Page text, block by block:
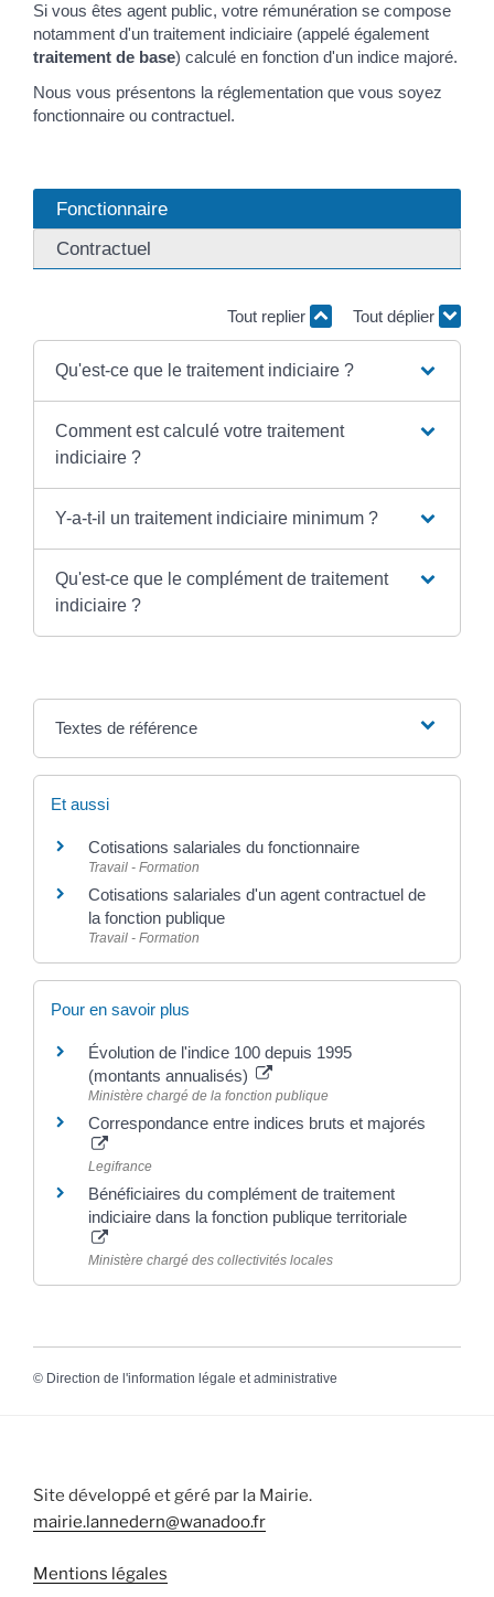
Si vous êtes agent public, votre rémunération se compose
notamment d'un traitement indiciaire (appelé également
traitement de base) calculé en fonction d'un indice majoré.
Nous vous présentons la réglementation que vous soyez
fonctionnaire ou contractuel.
Fonctionnaire
Contractuel
Tout replier Tout déplier
Qu'est-ce que le traitement indiciaire ?
Comment est calculé votre traitement
indiciaire ?
Y-a-t-il un traitement indiciaire minimum ?
Qu'est-ce que le complément de traitement
indiciaire ?
Textes de référence
Et aussi
Cotisations salariales du fonctionnaire
Travail - Formation
Cotisations salariales d'un agent contractuel de
la fonction publique
Travail - Formation
Pour en savoir plus
Évolution de l'indice 100 depuis 1995
(montants annualisés)
Ministère chargé de la fonction publique
Correspondance entre indices bruts et majorés
Legifrance
Bénéficiaires du complément de traitement
indiciaire dans la fonction publique territoriale
Ministère chargé des collectivités locales
© Direction de l'information légale et administrative
Site développé et géré par la Mairie.
mairie.lannedern@wanadoo.fr
Mentions légales